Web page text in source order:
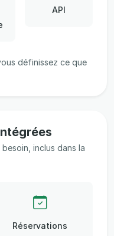
API
définissez ce que
inclus dans la
Réservations